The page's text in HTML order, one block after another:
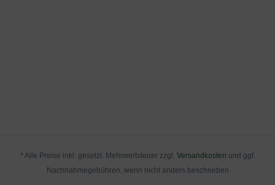
* Alle Preise inkl. gesetzl. Mehrwertsteuer zzgl. Versandkosten und ggf.
Nachnahmegebühren, wenn nicht anders beschrieben